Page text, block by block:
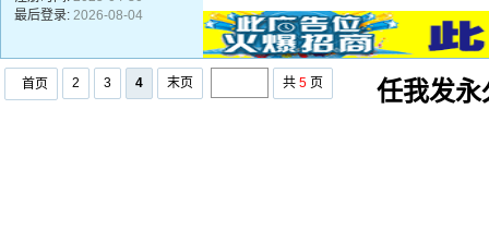
最后登录: 2026-08-04
首页 2 3 4 末页 共 5 页 任我发永